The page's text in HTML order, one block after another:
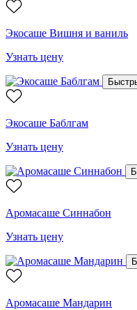
Экосаше Вишня и ваниль
Узнать цену
Экосаше Баблгам
Узнать цену
Аромасаше Синнабон
Узнать цену
Аромасаше Мандарин